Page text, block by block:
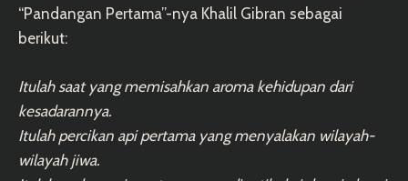
“Pandangan Pertama”-nya Khalil Gibran sebagai
berikut:
Itulah saat yang memisahkan aroma kehidupan dari
kesadarannya.
Itulah percikan api pertama yang menyalakan wilayah-
wilayah jiwa.